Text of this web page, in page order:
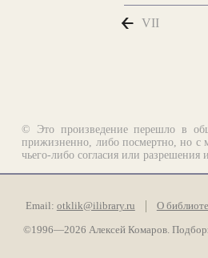
VII
© Это произведение перешло в
прижизненно, либо посмертно, но с
чьего-либо согласия или разрешения
Email: otklik@ilibrary.ru О
©1996—2026 Алексей Комаров.